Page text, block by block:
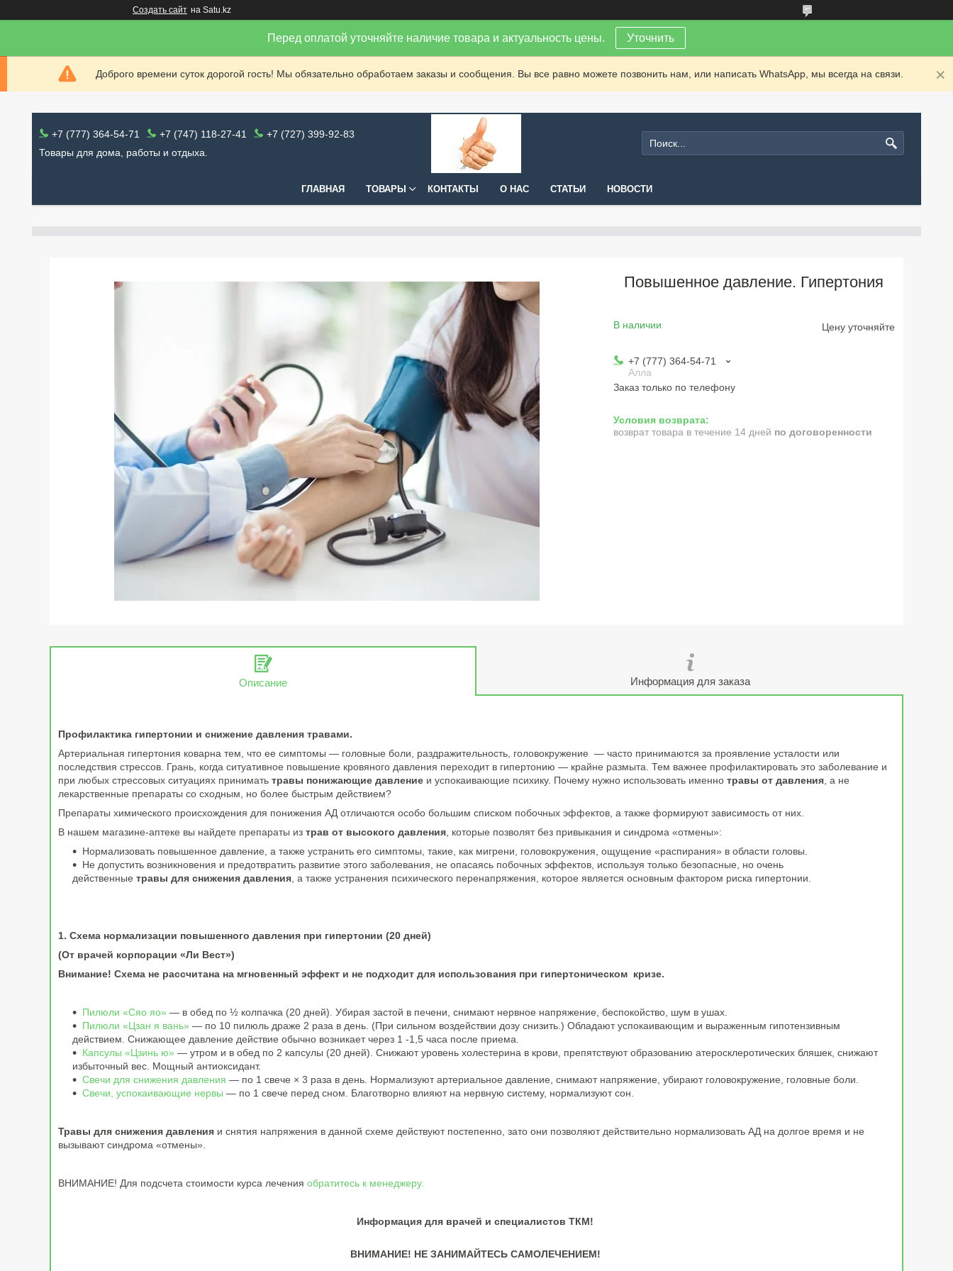
Создать сайт на Satu.kz
Перед оплатой уточняйте наличие товара и актуальность цены. Уточнить
Доброго времени суток дорогой гость! Мы обязательно обработаем заказы и сообщения. Вы все равно можете позвонить нам, или написать WhatsApp, мы всегда на связи.
+7 (777) 364-54-71 +7 (747) 118-27-41
+7 (727) 399-92-83
Товары для дома, работы и отдыха.
ГЛАВНАЯ ТОВАРЫ КОНТАКТЫ О НАС СТАТЬИ НОВОСТИ
Повышенное давление. Гипертония
В наличии Цену уточняйте
+7 (777) 364-54-71
Алла
Заказ только по телефону
возврат товара в течение 14 дней по договоренности
Описание Информация для заказа
Профилактика гипертонии и снижение давления травами.
Артериальная гипертония коварна тем, что ее симптомы — головные боли, раздражительность, головокружение — часто принимаются за проявление усталости или
последствия стрессов. Грань, когда ситуативное повышение кровяного давления переходит в гипертонию — крайне размыта. Тем важнее профилактировать это заболевание и
при любых стрессовых ситуациях принимать травы понижающие давление и успокаивающие психику. Почему нужно использовать именно травы от давления , а не
лекарственные препараты со сходным, но более быстрым действием?
Препараты химического происхождения для понижения АД отличаются особо большим списком побочных эффектов, а также формируют зависимость от них.
В нашем магазине-аптеке вы найдете препараты из трав от высокого давления , которые позволят без привыкания и синдрома «отмены»:
Нормализовать повышенное давление, а также устранить его симптомы, такие, как мигрени, головокружения, ощущение «распирания» в области головы.
Не допустить возникновения и предотвратить развитие этого заболевания, не опасаясь побочных эффектов, используя только безопасные, но очень
действенные травы для снижения давления , а также устранения психического перенапряжения, которое является основным фактором риска гипертонии.
1. Схема нормализации повышенного давления при гипертонии (20 дней)
(От врачей корпорации «Ли Вест»)
Внимание! Схема не рассчитана на мгновенный эффект и не подходит для использования при гипертоническом кризе.
Пилюли «Сяо яо» — в обед по ½ колпачка (20 дней). Убирая застой в печени, снимают нервное напряжение, беспокойство, шум в ушах.
Пилюли «Цзан я вань» — по 10 пилюль драже 2 раза в день. (При сильном воздействии дозу снизить.) Обладают успокаивающим и выраженным гипотензивным
действием. Снижающее давление действие обычно возникает через 1 -1,5 часа после приема.
Капсулы «Цзинь ю» — утром и в обед по 2 капсулы (20 дней). Снижают уровень холестерина в крови, препятствуют образованию атеросклеротических бляшек, снижают
избыточный вес. Мощный антиоксидант.
Свечи для снижения давления — по 1 свече × 3 раза в день. Нормализуют артериальное давление, снимают напряжение, убирают головокружение, головные боли.
Свечи, успокаивающие нервы — по 1 свече перед сном. Благотворно влияют на нервную систему, нормализуют сон.
Травы для снижения давления и снятия напряжения в данной схеме действуют постепенно, зато они позволяют действительно нормализовать АД на долгое время и не
вызывают синдрома «отмены».
ВНИМАНИЕ! Для подсчета стоимости курса лечения обратитесь к менеджеру.
Информация для врачей и специалистов ТКМ!
ВНИМАНИЕ! НЕ ЗАНИМАЙТЕСЬ САМОЛЕЧЕНИЕМ!